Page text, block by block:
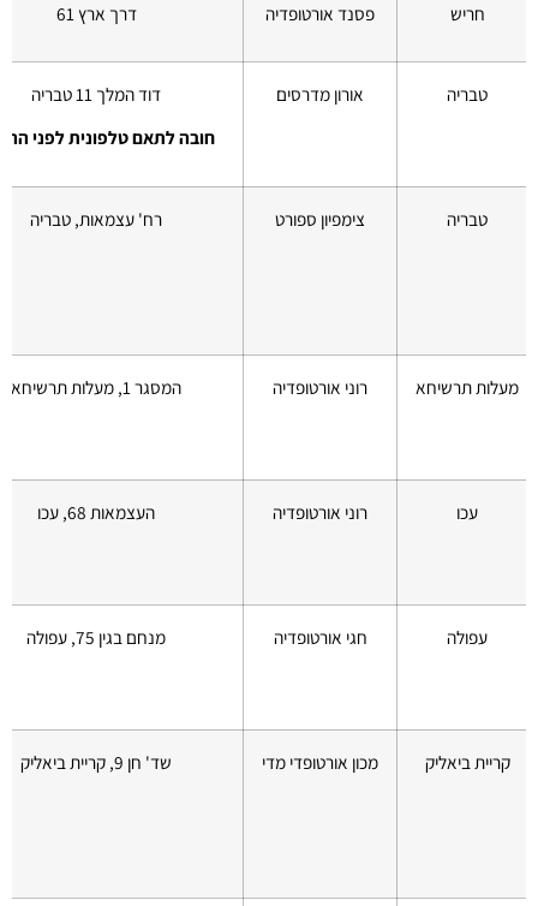
חריש פסנד אורטופדיה דרך ארץ 61
טבריה אורון מדרסים
דוד המלך 11 טבריה
חובה לתאם טלפונית לפני
טבריה צימפיון ספורט רח' עצמאות, טבריה
מעלות תרשיחא רוני אורטופדיה המסגר 1, מעלות תרשיחא
עכו רוני אורטופדיה העצמאות 68, עכו
עפולה חגי אורטופדיה מנחם בגין 75, עפולה
קריית ביאליק מכון אורטופדי מדי שד' חן 9, קריית ביאליק